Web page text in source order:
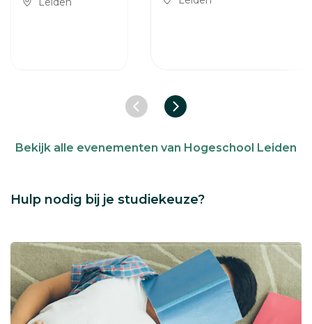
Bekijk alle evenementen van Hogeschool Leiden
Vorige slideVolgende slide
Hulp nodig bij je studiekeuze?